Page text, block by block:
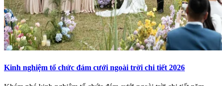
Kinh nghiệm tổ chức đám cưới ngoài trời chi tiết 2026